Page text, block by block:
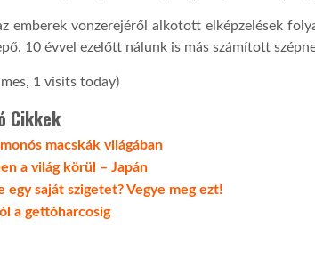
emberek vonzerejéről alkotott elképzelések
10 évvel ezelőtt nálunk is más számított
1 visits today)
Cikkek
macskák világában
a világ körül – Japán
egy saját szigetet? Vegye meg ezt!
a gettóharcosig